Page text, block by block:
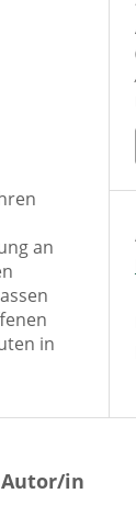
an
in
in